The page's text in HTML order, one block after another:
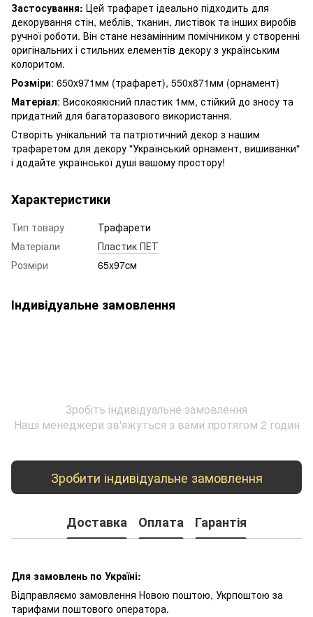
Застосування: Цей трафарет ідеально підходить для
декорування стін, меблів, тканин, листівок та інших виробів
ручної роботи. Він стане незамінним помічником у створенні
оригінальних і стильних елементів декору з українським
колоритом.
Розміри: 650х971мм (трафарет), 550х871мм (орнамент)
Матеріал: Високоякісний пластик 1мм, стійкий до зносу та
придатний для багаторазового використання.
Створіть унікальний та патріотичний декор з нашим
трафаретом для декору "Український орнамент, вишиванки"
і додайте української душі вашому простору!
Характеристики
Тип товару
Трафарети
Матеріали
Пластик ПЕТ
Розміри
65x97cм
Індивідуальне замовлення
Зробіть індивідуальне замовлення
Наші менеджери зв'яжуться з вами протягом 2 годин
Зробити індивідуальне замовлення
Доставка Оплата Гарантія
Для замовлень по Україні:
Відправляємо замовлення Новою поштою, Укрпоштою за
тарифами поштового оператора.